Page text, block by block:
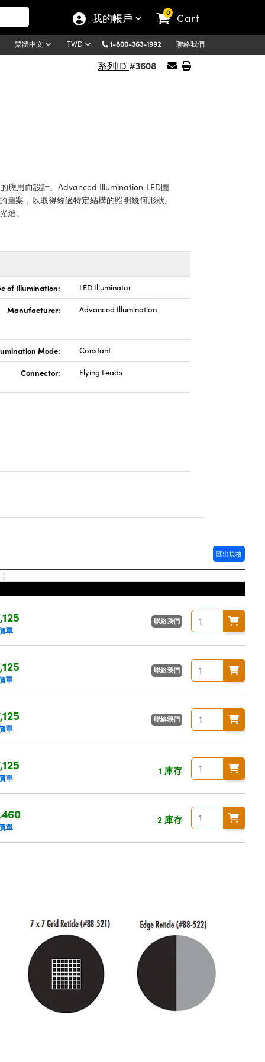
我的帳戶 0 Cart
繁體中文 TWD 1-800-363-1992 聯絡我們
系列ID #3608
應用而設計。Advanced Illumination LED圖
案，以取得經過特定結構的照明幾何形狀。
燈。
of Illumination: LED Illuminator
Manufacturer: Advanced Illumination
Mode: Constant
Connector: Flying Leads
匯出規格
單
聯絡我們
單
聯絡我們
單
聯絡我們
單
1 庫存
單
2 庫存